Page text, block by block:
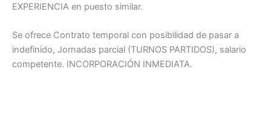
EXPERIENCIA en puesto similar.
Se ofrece Contrato temporal con posibilidad de pasar a
indefinido, Jornadas parcial (TURNOS PARTIDOS), salario
competente. INCORPORACIÓN INMEDIATA.